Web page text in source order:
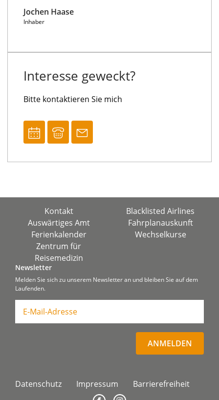
Jochen Haase
Inhaber
Interesse geweckt?
Bitte kontaktieren Sie mich
Kontakt
Blacklisted Airlines
Auswärtiges Amt
Fahrplanauskunft
Ferienkalender
Wechselkurse
Zentrum für
Reisemedizin
Newsletter
Melden Sie sich zu unserem Newsletter an und bleiben Sie auf dem
Laufenden.
ANMELDEN
Datenschutz Impressum Barrierefreiheit